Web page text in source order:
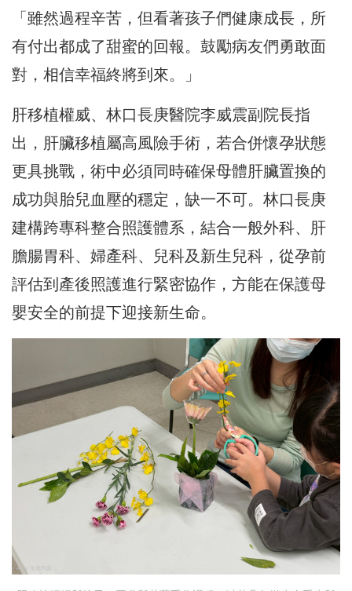
「雖然過程辛苦，但看著孩子們健康成長，所
有付出都成了甜蜜的回報。鼓勵病友們勇敢面
對，相信幸福終將到來。」
肝移植權威、林口長庚醫院李威震副院長指
出，肝臟移植屬高風險手術，若合併懷孕狀態
更具挑戰，術中必須同時確保母體肝臟置換的
成功與胎兒血壓的穩定，缺一不可。林口長庚
建構跨專科整合照護體系，結合一般外科、肝
膽腸胃科、婦產科、兒科及新生兒科，從孕前
評估到產後照護進行緊密協作，方能在保護母
嬰安全的前提下迎接新生命。